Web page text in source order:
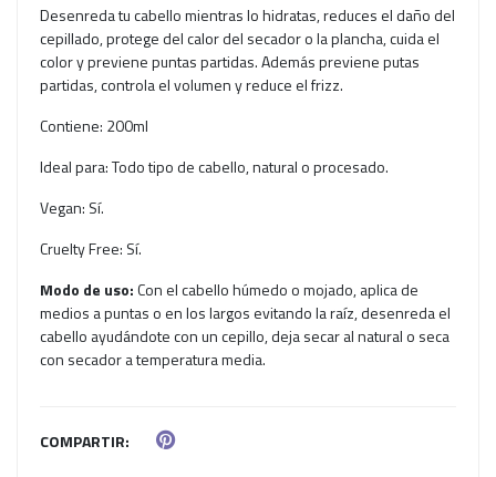
Desenreda tu cabello mientras lo hidratas, reduces el daño del
cepillado, protege del calor del secador o la plancha, cuida el
color y previene puntas partidas. Además previene putas
partidas, controla el volumen y reduce el frizz.
Contiene: 200ml
Ideal para: Todo tipo de cabello, natural o procesado.
Vegan: Sí.
Cruelty Free: Sí.
Modo de uso:Con el cabello húmedo o mojado, aplica de
medios a puntas o en los largos evitando la raíz, desenreda el
cabello ayudándote con un cepillo, deja secar al natural o seca
con secador a temperatura media.
COMPARTIR: